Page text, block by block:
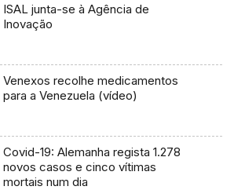
ISAL junta-se à Agência de
Inovação
Venexos recolhe medicamentos
para a Venezuela (vídeo)
Covid-19: Alemanha regista 1.278
novos casos e cinco vítimas
mortais num dia